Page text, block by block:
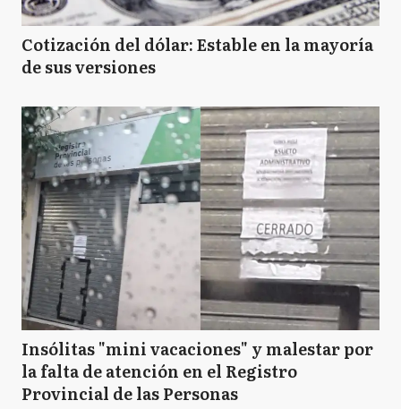
Cotización del dólar: Estable en la mayoría
de sus versiones
Insólitas "mini vacaciones" y malestar por
la falta de atención en el Registro
Provincial de las Personas